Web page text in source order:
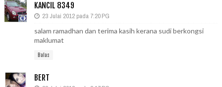
KANCIL 8349
23 Julai 2012 pada 7:20 PG
salam ramadhan dan terima kasih kerana sudi berkongsi
maklumat
Balas
BERT